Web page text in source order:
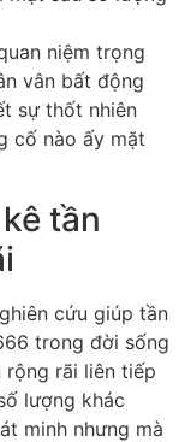
niệm trọng
vân bất động
sự thốt nhiên
cố nào ấy mặt
tần
cứu giúp tần
trong đời sống
rộng rãi liên tiếp
lượng khác
minh nhưng mà